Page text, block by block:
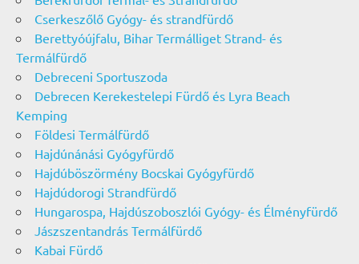
Cserkeszőlő Gyógy- és strandfürdő
Berettyóújfalu, Bihar Termálliget Strand- és
Termálfürdő
Debreceni Sportuszoda
Debrecen Kerekestelepi Fürdő és Lyra Beach
Kemping
Földesi Termálfürdő
Hajdúnánási Gyógyfürdő
Hajdúböszörmény Bocskai Gyógyfürdő
Hajdúdorogi Strandfürdő
Hungarospa, Hajdúszoboszlói Gyógy- és Élményfürdő
Jászszentandrás Termálfürdő
Kabai Fürdő